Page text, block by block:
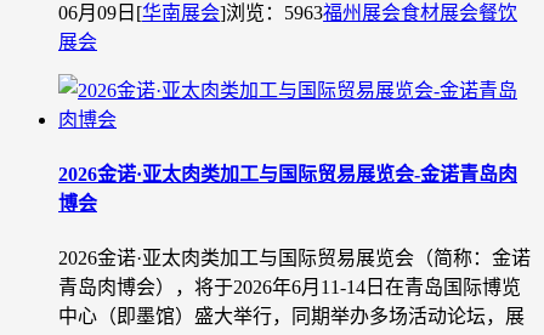
06月09日 [华南展会]浏览：5963福州展会食材展会餐饮
展会
2026金诺·亚太肉类加工与国际贸易展览会-金诺青岛肉
博会
2026金诺·亚太肉类加工与国际贸易展览会（简称：金诺
青岛肉博会），将于2026年6月11-14日在青岛国际博览
中心（即墨馆）盛大举行，同期举办多场活动论坛，展